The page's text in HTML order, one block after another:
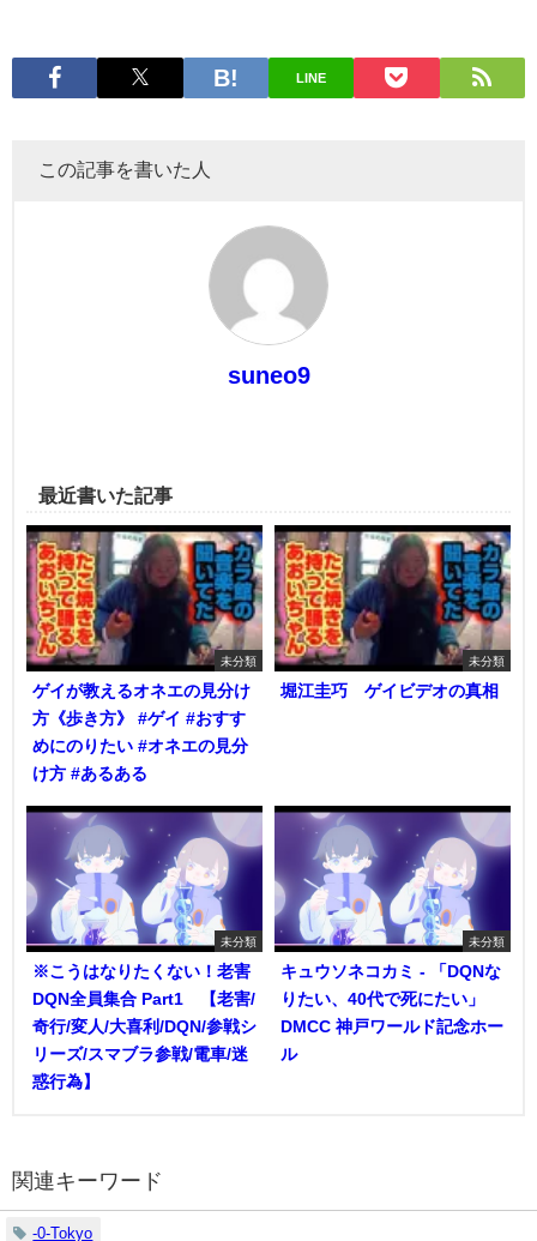
LINE
この記事を書いた人
suneo9
最近書いた記事
未分類
ゲイが教えるオネエの見分け
方《歩き方》 #ゲイ #おすす
めにのりたい #オネエの見分
け方 #あるある
未分類
堀江圭巧 ゲイビデオの真相
未分類
※こうはなりたくない！老害
DQN全員集合 Part1 【老害/
奇行/変人/大喜利/DQN/参戦シ
リーズ/スマブラ参戦/電車/迷
惑行為】
未分類
キュウソネコカミ - 「DQNな
りたい、40代で死にたい」
DMCC 神戸ワールド記念ホー
ル
関連キーワード
-0-Tokyo